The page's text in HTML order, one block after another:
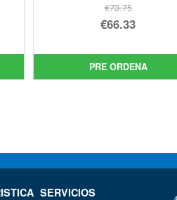
€73.75
El
original
era:
€66.33
precio
actual
PRE ORDENA
SERVICIOS